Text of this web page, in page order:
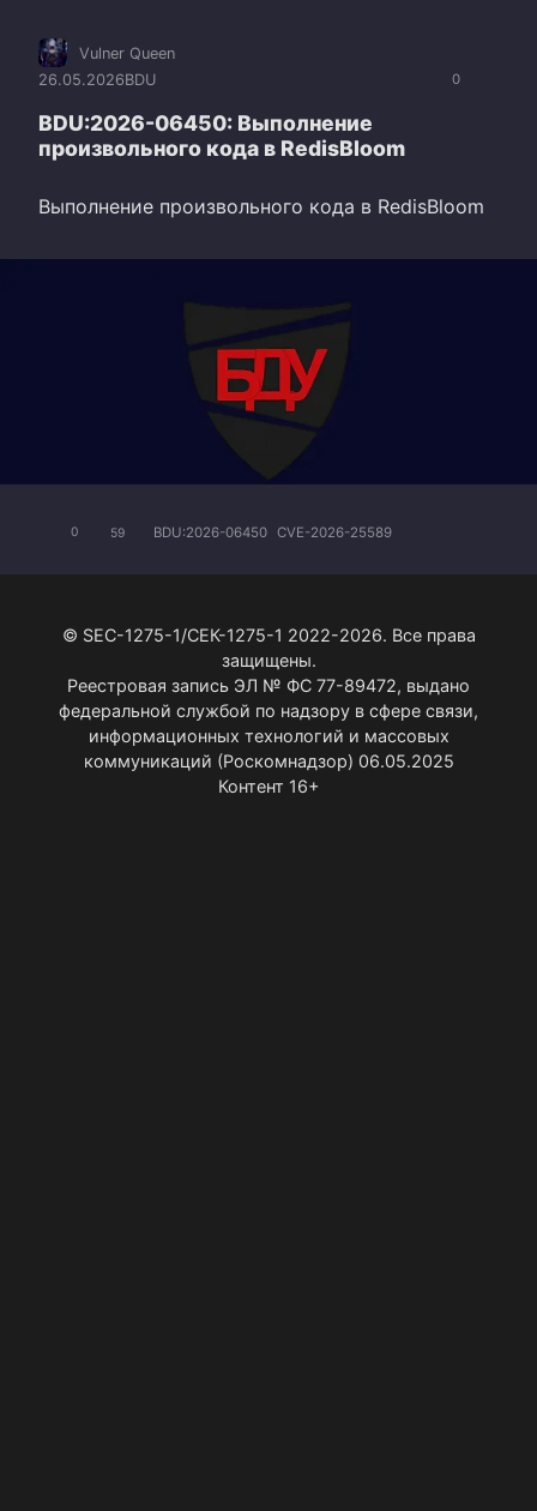
0
Vulner Queen
26.05.2026BDU
BDU:2026-06450: Выполнение
произвольного кода в RedisBloom
Выполнение произвольного кода в RedisBloom
0 59 BDU:2026-06450 CVE-2026-25589
© SEC-1275-1/СЕК-1275-1 2022-2026. Все права
защищены.
Реестровая запись ЭЛ № ФС 77-89472, выдано
федеральной службой по надзору в сфере связи,
информационных технологий и массовых
коммуникаций (Роскомнадзор) 06.05.2025
Контент 16+